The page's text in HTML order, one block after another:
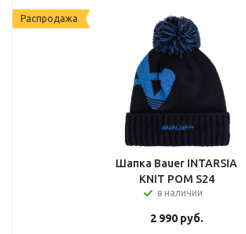
Распродажа
Шапка Bauer INTARSIA
KNIT POM S24
в наличии
2 990руб.